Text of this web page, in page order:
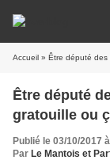
Accueil » Être député des
Être député
gratouille ou
Publié le 03/10/2017
Par Le Mantois et